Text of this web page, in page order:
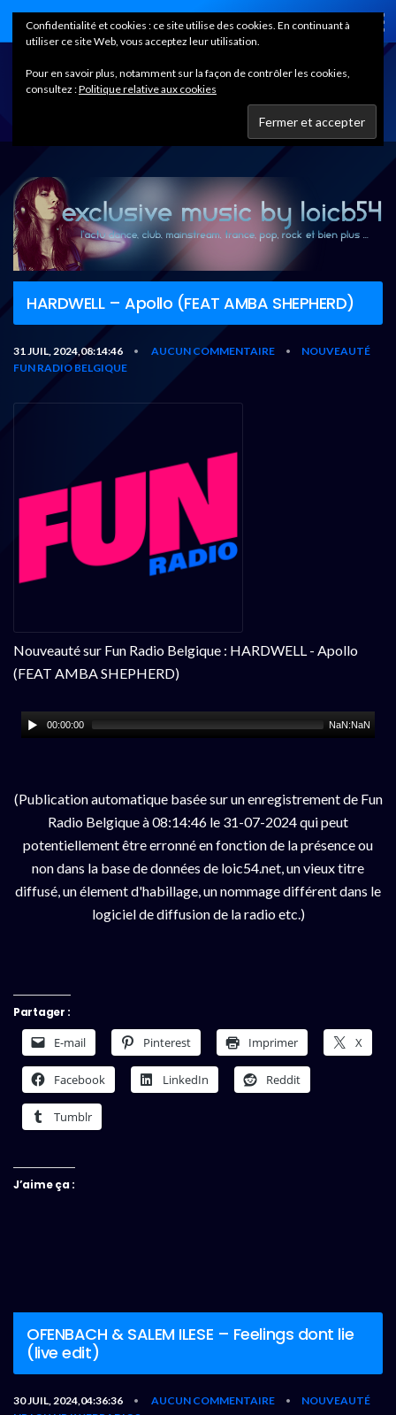
Home
HARDWELL – Apollo (FEAT AMBA SHEPHERD)
31 JUIL, 2024,08:14:46 • AUCUN COMMENTAIRE •
NOUVEAUTÉ
FUN RADIO BELGIQUE
Nouveauté sur Fun Radio Belgique : HARDWELL - Apollo
(FEAT AMBA SHEPHERD)
00:00:00 NaN:NaN
(Publication automatique basée sur un enregistrement de Fun
Radio Belgique à 08:14:46 le 31-07-2024 qui peut
potentiellement être erronné en fonction de la présence ou
non dans la base de données de loic54.net, un vieux titre
diffusé, un élement d'habillage, un nommage différent dans le
logiciel de diffusion de la radio etc.)
Partager :
E-mail Pinterest Imprimer X
Facebook LinkedIn Reddit
Tumblr
J’aime ça :
OFENBACH & SALEM ILESE – Feelings dont lie
(live edit)
30 JUIL, 2024,04:36:36 • AUCUN COMMENTAIRE •
NOUVEAUTÉ
Confidentialité et cookies : ce site utilise des cookies. En continuant à
utiliser ce site Web, vous acceptez leur utilisation.
Pour en savoir plus, notamment sur la façon de contrôler les cookies,
consultez :Politique relative aux cookies